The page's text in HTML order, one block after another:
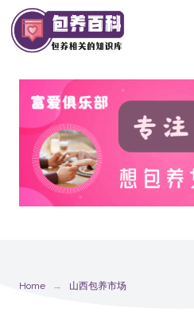
Skip
to
content
Home 山西包养市场